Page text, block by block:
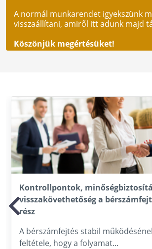
A normál munkarendet igyekszünk
visszaállítani, amiről itt adunk majd
Köszönjük megértésüket!
Kontrollpontok,
visszakövethetőség a
rész
A bérszámfejtés stabil
feltétele, hogy a folyamat...